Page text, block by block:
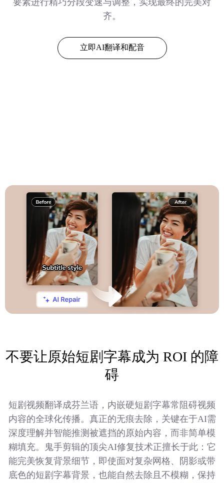
齐。
立即AI翻译和配音
不要让原始短剧字幕成为 ROI 的障
碍
短剧视频翻译成芬兰语，内嵌硬短剧字幕常阻碍视频
内容的全球化传播。真正的无痕去除，关键在于AI需
深度理解并智能推测被遮挡的原始内容，而非简单模
糊填充。鬼手剪辑的顶尖AI修复技术正擅长于此：它
能完美恢复背景细节，即使面对复杂网格、阴影或带
底色的短剧字幕背景，也能自然去除且不模糊，保持